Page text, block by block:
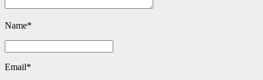
Name*
Email*